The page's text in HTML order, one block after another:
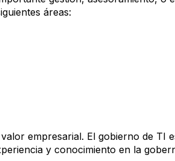
áreas:
empresarial. El gobierno de TI
y conocimiento en la